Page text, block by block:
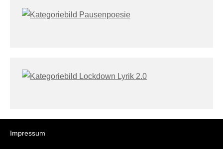
Impressum